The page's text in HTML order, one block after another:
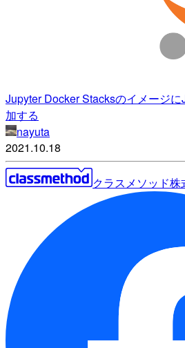
Jupyter Docker Stacksのイメージ
加する
nayuta
2021.10.18
クラスメソッド株